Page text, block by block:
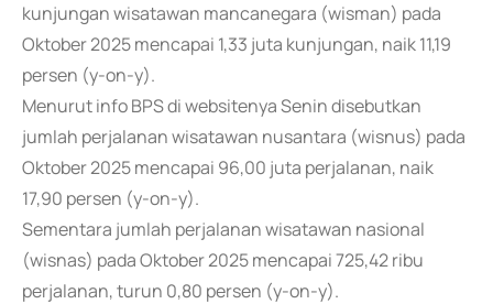
kunjungan wisatawan mancanegara (wisman) pada
Oktober 2025 mencapai 1,33 juta kunjungan, naik 11,19
persen (y-on-y).
Menurut info BPS di websitenya Senin disebutkan
jumlah perjalanan wisatawan nusantara (wisnus) pada
Oktober 2025 mencapai 96,00 juta perjalanan, naik
17,90 persen (y-on-y).
Sementara jumlah perjalanan wisatawan nasional
(wisnas) pada Oktober 2025 mencapai 725,42 ribu
perjalanan, turun 0,80 persen (y-on-y).